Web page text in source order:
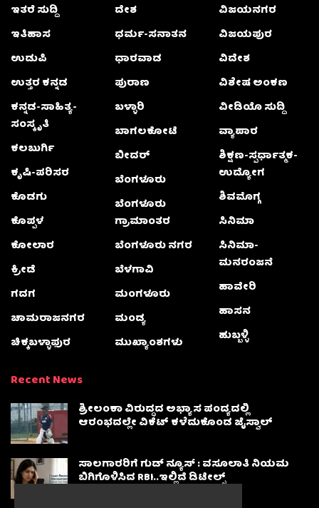
ಇತರೆ ಸುದ್ದಿ
ಇತಿಹಾಸ
ಉಡುಪಿ
ಉತ್ತರ ಕನ್ನಡ
ಕನ್ನಡ-ಸಾಹಿತ್ಯ-
ಸಂಸ್ಕೃತಿ
ಕಲಬುರ್ಗಿ
ಕೃಷಿ-ಪರಿಸರ
ಕೊಡಗು
ಕೊಪ್ಪಳ
ಕೋಲಾರ
ಕ್ರೀಡೆ
ಗದಗ
ಚಾಮರಾಜನಗರ
ಚಿಕ್ಕಬಳ್ಳಾಫುರ
ದೇಶ
ಧರ್ಮ-ಸನಾತನ
ಧಾರವಾಡ
ಪುರಾಣ
ಬಳ್ಳಾರಿ
ಬಾಗಲಕೋಟೆ
ಬೀದರ್
ಬೆಂಗಳೂರು
ಬೆಂಗಳೂರು
ಗ್ರಾಮಾಂತರ
ಬೆಂಗಳೂರು ನಗರ
ಬೆಳಗಾವಿ
ಮಂಗಳೂರು
ಮಂಡ್ಯ
ಮುಖ್ಯಾಂಶಗಳು
ವಿಜಯನಗರ
ವಿಜಯಪುರ
ವಿದೇಶ
ವಿಶೇಷ ಅಂಕಣ
ವೀಡಿಯೊ ಸುದ್ದಿ
ವ್ಯಾಪಾರ
ಶಿಕ್ಷಣ-ಸ್ಪರ್ಧಾತ್ಮಕ-
ಉದ್ಯೋಗ
ಶಿವಮೊಗ್ಗ
ಸಿನಿಮಾ
ಸಿನಿಮಾ-
ಮನರಂಜನೆ
ಹಾವೇರಿ
ಹಾಸನ
ಹುಬ್ಬಳ್ಳಿ
Recent News
ಶ್ರೀಲಂಕಾ ವಿರುದ್ಧದ ಅಭ್ಯಾಸ ಪಂದ್ಯದಲ್ಲಿ
ಆರಂಭದಲ್ಲೇ ವಿಕೆಟ್ ಕಳೆದುಕೊಂಡ ಜೈಸ್ವಾಲ್
ಸಾಲಗಾರರಿಗೆ ಗುಡ್ ನ್ಯೂಸ್ : ವಸೂಲಾತಿ ನಿಯಮ
ಬಿಗಿಗೊಳಿಸಿದ RBI..ಇಲ್ಲಿದೆ ಡಿಟೇಲ್ಸ್